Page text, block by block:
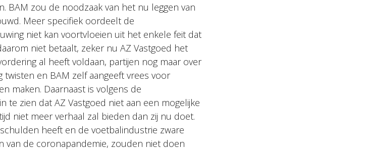
BAM zou de noodzaak van het nu leggen van
Meer specifiek oordeelt de
niet kan voortvloeien uit het enkele feit dat
niet betaalt, zeker nu AZ Vastgoed het
al heeft voldaan, partijen nog maar over
en BAM zelf aangeeft vrees voor
maken. Daarnaast is volgens de
te zien dat AZ Vastgoed niet aan een mogelijke
niet meer verhaal zal bieden dan zij nu doet.
heeft en de voetbalindustrie zware
van de coronapandemie, zouden niet doen